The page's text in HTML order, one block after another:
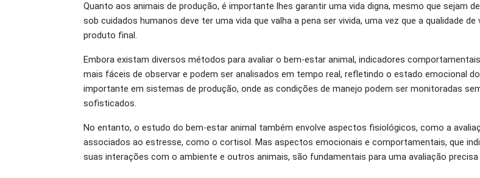
Quanto aos animais de produção, é importante lhes garantir uma vida digna, mesmo que sejam
sob cuidados humanos deve ter uma vida que valha a pena ser vivida, uma vez que a qualidade
produto final.
Embora existam diversos métodos para avaliar o bem-estar animal, indicadores
mais fáceis de observar e podem ser analisados em tempo real, refletindo o estado emocional
importante em sistemas de produção, onde as condições de manejo podem ser monitoradas
sofisticados.
No entanto, o estudo do bem-estar animal também envolve aspectos fisiológicos, como a
associados ao estresse, como o cortisol. Mas aspectos emocionais e comportamentais, que
suas interações com o ambiente e outros animais, são fundamentais para uma avaliação precisa